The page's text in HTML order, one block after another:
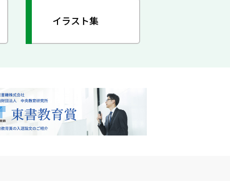
イラスト集